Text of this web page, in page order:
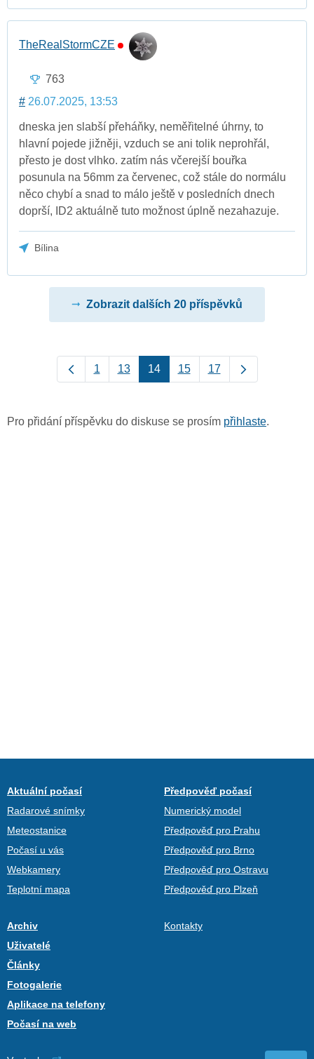
TheRealStormCZE
763
# 26.07.2025, 13:53
dneska jen slabší přeháňky, neměřitelné úhrny, to
hlavní pojede jižněji, vzduch se ani tolik neprohřál,
přesto je dost vlhko. zatím nás včerejší bouřka
posunula na 56mm za červenec, což stále do normálu
něco chybí a snad to málo ještě v posledních dnech
doprší, ID2 aktuálně tuto možnost úplně nezahazuje.
Bílina
Zobrazit dalších 20 příspěvků
1 13 14 15 17
Pro přidání příspěvku do diskuse se prosím přihlaste.
Aktuální počasí
Radarové snímky
Meteostanice
Počasí u vás
Webkamery
Teplotní mapa
Předpověď počasí
Numerický model
Předpověď pro Prahu
Předpověď pro Brno
Předpověď pro Ostravu
Předpověď pro Plzeň
Archiv
Uživatelé
Články
Fotogalerie
Aplikace na telefony
Počasí na web
Kontakty